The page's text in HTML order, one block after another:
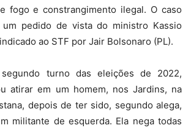
fogo e constrangimento ilegal. O caso
pedido de vista do ministro Kassio
ao STF por Jair Bolsonaro (PL).
turno das eleições de 2022,
atirar em um homem, nos Jardins, na
depois de ter sido, segundo alega,
militante de esquerda. Ela nega todas